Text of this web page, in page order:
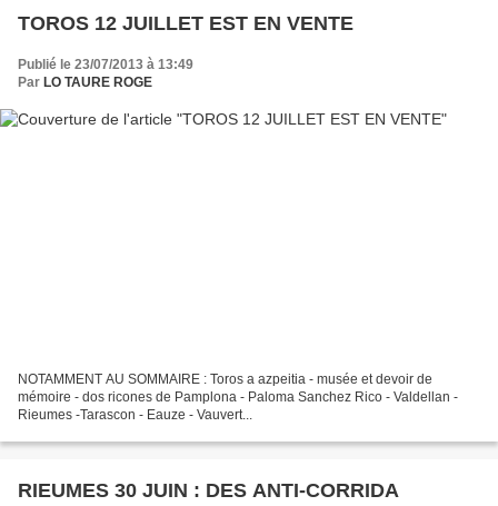
TOROS 12 JUILLET EST EN VENTE
Publié le 23/07/2013 à 13:49
Par LO TAURE ROGE
NOTAMMENT AU SOMMAIRE : Toros a azpeitia - musée et devoir de
mémoire - dos ricones de Pamplona - Paloma Sanchez Rico - Valdellan -
Rieumes -Tarascon - Eauze - Vauvert...
RIEUMES 30 JUIN : DES ANTI-CORRIDA